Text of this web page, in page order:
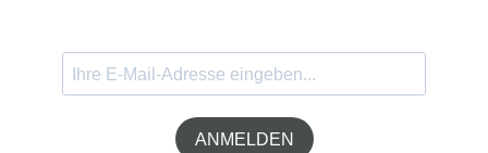
ANMELDEN